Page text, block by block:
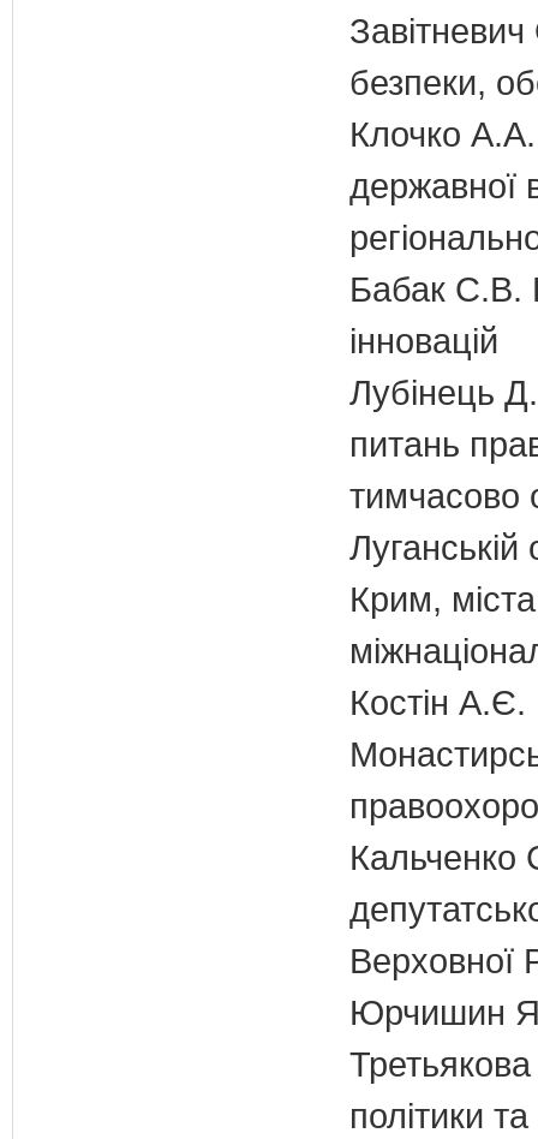
безпеки,
Клочко А.А.
державної
Бабак С.В.
інновацій
Лубінець
питань
тимчасово
Крим,
Костін А.Є.
Кальченко
Верховної
Юрчишин
політики